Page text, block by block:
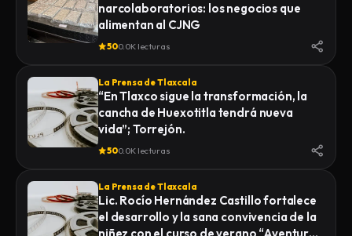
narcolaboratorios: los negocios que
alimentan al CJNG
500.0K lecturas
La Prensa de Tlaxcala
“En Tlaxco sigue la transformación, la
cancha de Huexotitla tendrá nueva
vida”; Torrejón.
500.0K lecturas
La Prensa de Tlaxcala
Lic. Rocío Hernández Castillo fortalece
el desarrollo y la sana convivencia de la